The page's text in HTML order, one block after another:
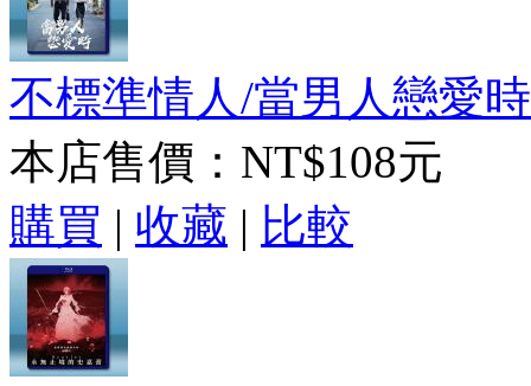
不標準情人/當男人戀愛
本店售價： NT$108元
購買 | 收藏 | 比較